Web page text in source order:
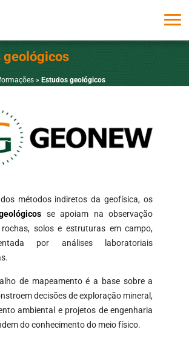
geológicos
» Estudos geológicos
métodos indiretos da geofísica, os
se apoiam na observação
solos e estruturas em campo,
por análises laboratoriais
de mapeamento é a base sobre a
decisões de exploração mineral,
ambiental e projetos de engenharia
do conhecimento do meio físico.